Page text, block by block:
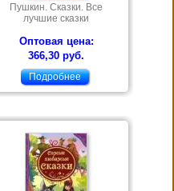
Пушкин. Сказки. Все
лучшие сказки
Оптовая цена:
366,30 руб.
Подробнее